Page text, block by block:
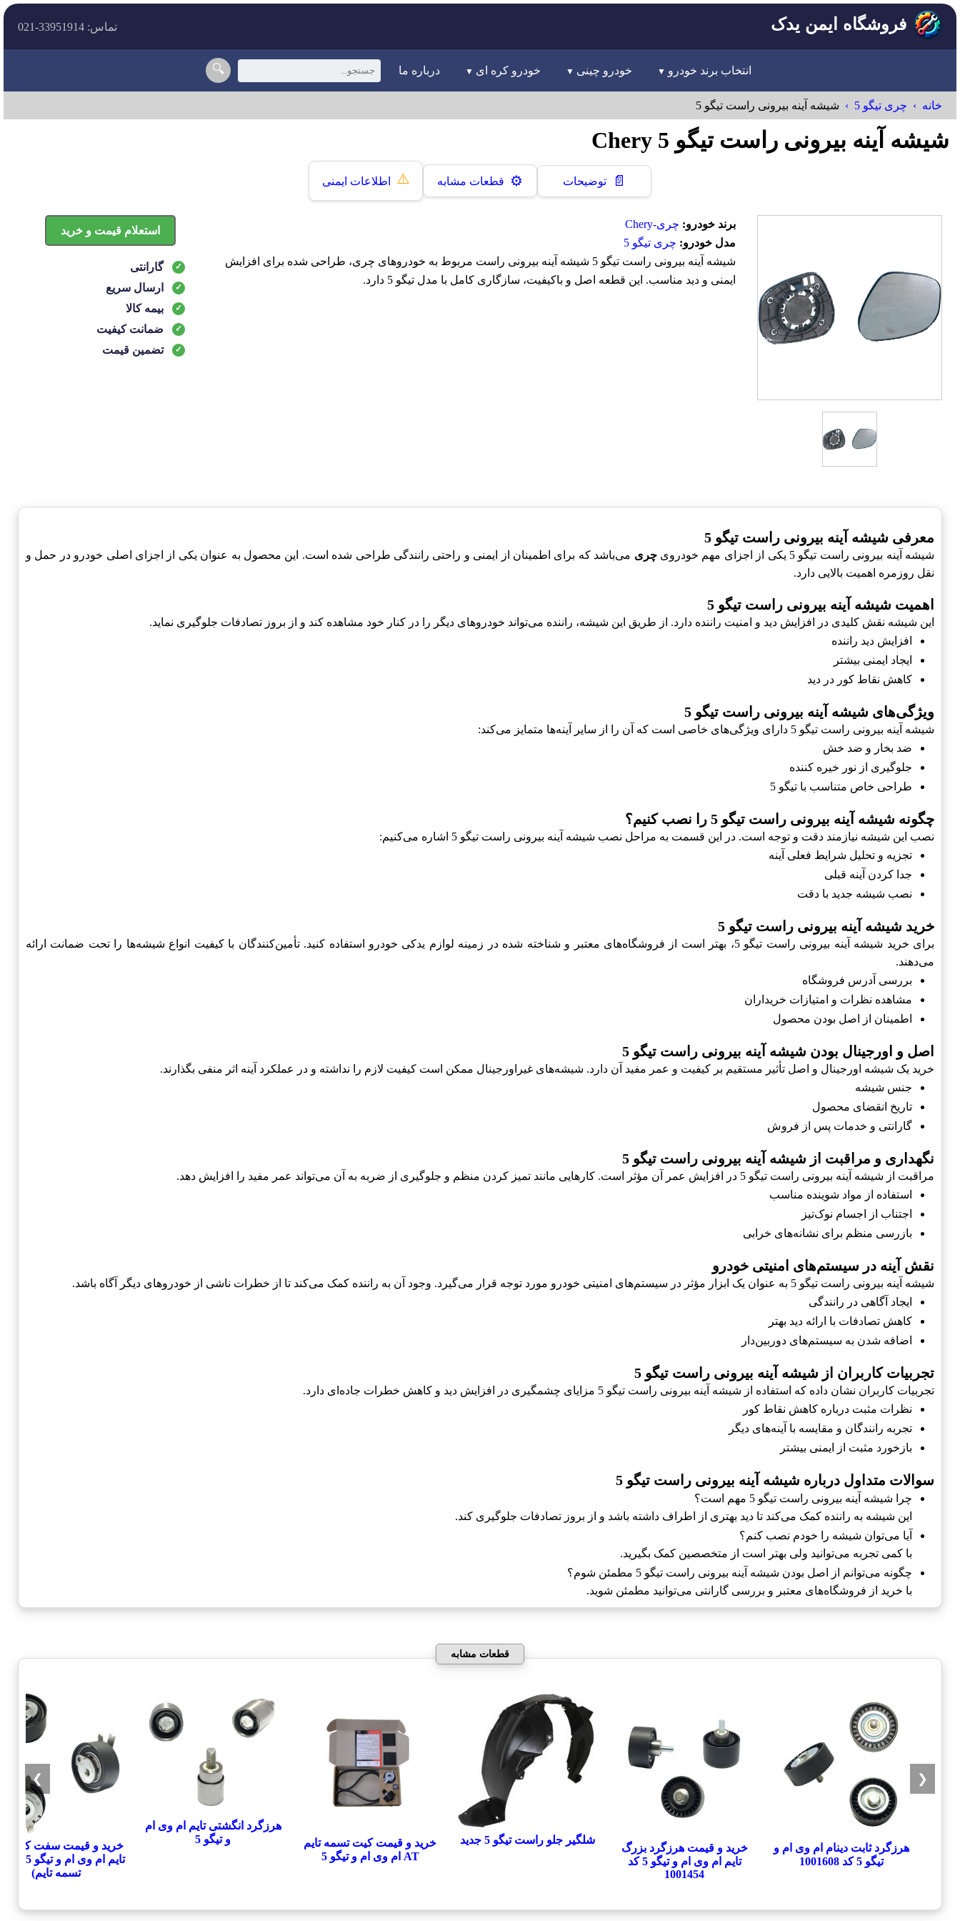
فروشگاه ایمن یدک تماس: 33951914-021
🔍 انتخاب برند خودرو خودرو چینی خودرو کره ای درباره ما
خانه چری تیگو 5 شیشه آینه بیرونی راست تیگو 5
شیشه آینه بیرونی راست تیگو 5 Chery
📄 توضیحات ⚙️ قطعات مشابه ⚠️ اطلاعات ایمنی
برند خودرو: چری-Chery
مدل خودرو: چری تیگو 5
شیشه آینه بیرونی راست تیگو 5 شیشه آینه بیرونی راست مربوط به خودروهای چری، طراحی شده برای افزایش
ایمنی و دید مناسب. این قطعه اصل و باکیفیت، سازگاری کامل با مدل تیگو 5 دارد.
استعلام قیمت و خرید
گارانتی
ارسال سریع
بیمه کالا
ضمانت کیفیت
تضمین قیمت
معرفی شیشه آینه بیرونی راست تیگو 5
شیشه آینه بیرونی راست تیگو 5 یکی از اجزای مهم خودروی چری می‌باشد که برای اطمینان از ایمنی و راحتی رانندگی طراحی شده است. این محصول به عنوان یکی از اجزای اصلی خودرو در حمل و
نقل روزمره اهمیت بالایی دارد.
اهمیت شیشه آینه بیرونی راست تیگو 5
این شیشه نقش کلیدی در افزایش دید و امنیت راننده دارد. از طریق این شیشه، راننده می‌تواند خودروهای دیگر را در کنار خود مشاهده کند و از بروز تصادفات جلوگیری نماید.
افزایش دید راننده
ایجاد ایمنی بیشتر
کاهش نقاط کور در دید
ویژگی‌های شیشه آینه بیرونی راست تیگو 5
شیشه آینه بیرونی راست تیگو 5 دارای ویژگی‌های خاصی است که آن را از سایر آینه‌ها متمایز می‌کند:
ضد بخار و ضد خش
جلوگیری از نور خیره کننده
طراحی خاص متناسب با تیگو 5
چگونه شیشه آینه بیرونی راست تیگو 5 را نصب کنیم؟
نصب این شیشه نیازمند دقت و توجه است. در این قسمت به مراحل نصب شیشه آینه بیرونی راست تیگو 5 اشاره می‌کنیم:
تجزیه و تحلیل شرایط فعلی آینه
جدا کردن آینه قبلی
نصب شیشه جدید با دقت
خرید شیشه آینه بیرونی راست تیگو 5
برای خرید شیشه آینه بیرونی راست تیگو 5، بهتر است از فروشگاه‌های معتبر و شناخته شده در زمینه لوازم یدکی خودرو استفاده کنید. تأمین‌کنندگان با کیفیت انواع شیشه‌ها را تحت ضمانت ارائه
می‌دهند.
بررسی آدرس فروشگاه
مشاهده نظرات و امتیازات خریداران
اطمینان از اصل بودن محصول
اصل و اورجینال بودن شیشه آینه بیرونی راست تیگو 5
خرید یک شیشه اورجینال و اصل تأثیر مستقیم بر کیفیت و عمر مفید آن دارد. شیشه‌های غیراورجینال ممکن است کیفیت لازم را نداشته و در عملکرد آینه اثر منفی بگذارند.
جنس شیشه
تاریخ انقضای محصول
گارانتی و خدمات پس از فروش
نگهداری و مراقبت از شیشه آینه بیرونی راست تیگو 5
مراقبت از شیشه آینه بیرونی راست تیگو 5 در افزایش عمر آن مؤثر است. کارهایی مانند تمیز کردن منظم و جلوگیری از ضربه به آن می‌تواند عمر مفید را افزایش دهد.
استفاده از مواد شوینده مناسب
اجتناب از اجسام نوک‌تیز
بازرسی منظم برای نشانه‌های خرابی
نقش آینه در سیستم‌های امنیتی خودرو
شیشه آینه بیرونی راست تیگو 5 به عنوان یک ابزار مؤثر در سیستم‌های امنیتی خودرو مورد توجه قرار می‌گیرد. وجود آن به راننده کمک می‌کند تا از خطرات ناشی از خودروهای دیگر آگاه باشد.
ایجاد آگاهی در رانندگی
کاهش تصادفات با ارائه دید بهتر
اضافه شدن به سیستم‌های دوربین‌دار
تجربیات کاربران از شیشه آینه بیرونی راست تیگو 5
تجربیات کاربران نشان داده که استفاده از شیشه آینه بیرونی راست تیگو 5 مزایای چشمگیری در افزایش دید و کاهش خطرات جاده‌ای دارد.
نظرات مثبت درباره کاهش نقاط کور
تجربه رانندگان و مقایسه با آینه‌های دیگر
بازخورد مثبت از ایمنی بیشتر
سوالات متداول درباره شیشه آینه بیرونی راست تیگو 5
چرا شیشه آینه بیرونی راست تیگو 5 مهم است؟
این شیشه به راننده کمک می‌کند تا دید بهتری از اطراف داشته باشد و از بروز تصادفات جلوگیری کند.
آیا می‌توان شیشه را خودم نصب کنم؟
با کمی تجربه می‌توانید ولی بهتر است از متخصصین کمک بگیرید.
چگونه می‌توانم از اصل بودن شیشه آینه بیرونی راست تیگو 5 مطمئن شوم؟
با خرید از فروشگاه‌های معتبر و بررسی گارانتی می‌توانید مطمئن شوید.
قطعات مشابه
هرزگرد ثابت دینام ام وی ام و
تیگو 5 کد 1001608
خرید و قیمت هرزگرد بزرگ
تایم ام وی ام و تیگو 5 کد
1001454
شلگیر جلو راست تیگو 5 جدید
خرید و قیمت کیت تسمه تایم
AT ام وی ام و تیگو 5
هرزگرد انگشتی تایم ام وی ام
و تیگو 5
خرید و قیمت سفت کن
تسمه تایم)
❮
❯